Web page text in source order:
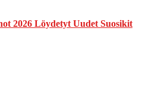
2026 Löydetyt Uudet Suosikit